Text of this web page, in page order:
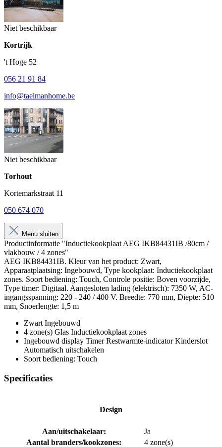
Niet beschikbaar
Kortrijk
't Hoge 52
056 21 91 84
info@taelmanhome.be
Niet beschikbaar
Torhout
Kortemarkstraat 11
050 674 070
Menu sluiten
Productinformatie "Inductiekookplaat AEG IKB84431IB /80cm /
vlakbouw / 4 zones"
AEG IKB84431IB. Kleur van het product: Zwart,
Apparaatplaatsing: Ingebouwd, Type kookplaat: Inductiekookplaat
zones. Soort bediening: Touch, Controle positie: Boven voorzijde,
Type timer: Digitaal. Aangesloten lading (elektrisch): 7350 W, AC-
ingangsspanning: 220 - 240 / 400 V. Breedte: 770 mm, Diepte: 510
mm, Snoerlengte: 1,5 m
Zwart Ingebouwd
4 zone(s) Glas Inductiekookplaat zones
Ingebouwd display Timer Restwarmte-indicator Kinderslot
Automatisch uitschakelen
Soort bediening: Touch
Specificaties
Design
Aan/uitschakelaar:
Ja
Aantal branders/kookzones:
4 zone(s)